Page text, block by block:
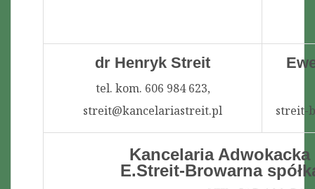
dr Henryk Streit
tel. kom. 606 984 623,
streit@kancelariastreit.pl
streit-
Kancelaria
E.Streit-Browarna